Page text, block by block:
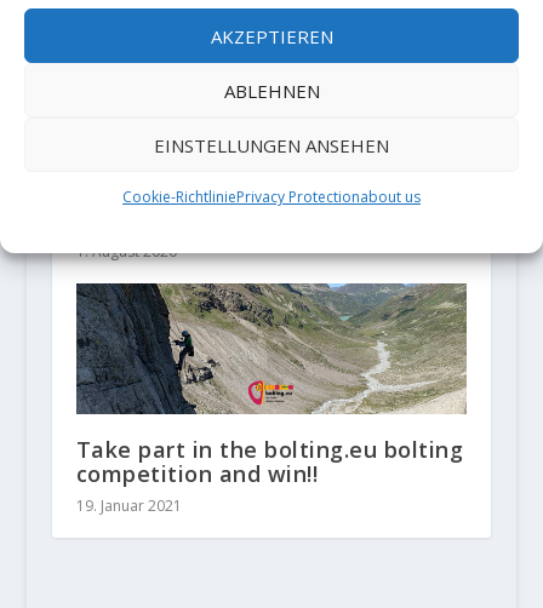
AKZEPTIEREN
ABLEHNEN
EINSTELLUNGEN ANSEHEN
Cookie-RichtliniePrivacy Protectionabout us
Maggie Odette sends "Mutton
1. August 2020
Take part in the bolting.eu bolting
competition and win!!
19. Januar 2021